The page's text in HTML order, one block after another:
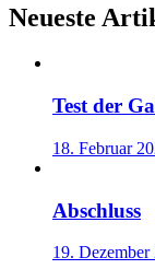
Neueste
Test der
18. Februar
Abschluss
19. Dezember